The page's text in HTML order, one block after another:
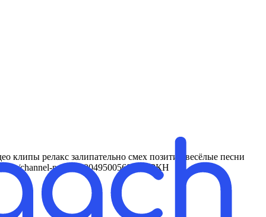
клипы релакс залипательно смех позитив весёлые песни
channel-profile/69049500568096/ РКН